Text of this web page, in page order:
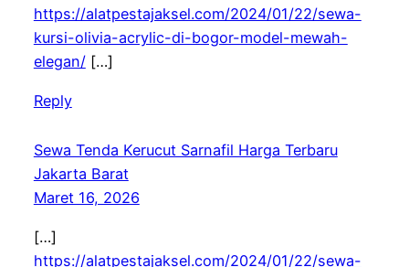
https://alatpestajaksel.com/2024/01/22/sewa-
kursi-olivia-acrylic-di-bogor-model-mewah-
elegan/[…]
Reply
Sewa Tenda Kerucut Sarnafil Harga Terbaru
Jakarta Barat
Maret 16, 2026
[…]
https://alatpestajaksel.com/2024/01/22/sewa-